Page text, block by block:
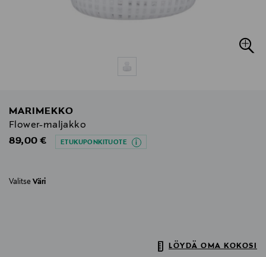
MARIMEKKO
Flower-maljakko
Original Price
89,00 € ETUKUPONKITUOTE
Valitse Väri
LÖYDÄ OMA KOKOSI